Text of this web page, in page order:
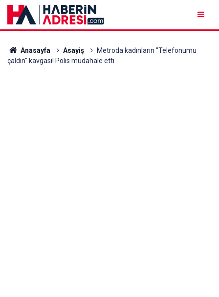
Anasayfa Asayiş
Metroda kadınların "Telefonumu
çaldın" kavgası! Polis müdahale etti